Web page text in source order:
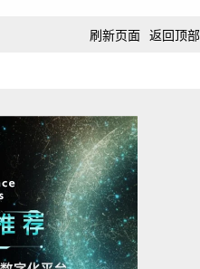
刷新页面 返回顶部